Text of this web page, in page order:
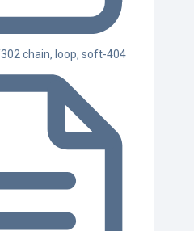
chain, loop, soft-404